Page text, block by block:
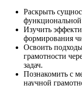
Раскрыть
функциональной
Изучить
формирования
Освоить
грамотности
задач.
Познакомить с
научной